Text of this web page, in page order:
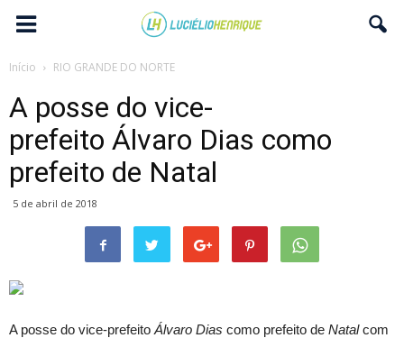
Início RIO GRANDE DO NORTE
A posse do vice-
prefeito Álvaro Dias como
prefeito de Natal
5 de abril de 2018
A posse do vice-prefeito Álvaro Dias como prefeito de Natalcom